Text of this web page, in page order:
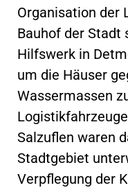
Organisation der
Bauhof der Stadt
Hilfswerk in
um die Häuser
Wassermassen
Salzuflen waren
Stadtgebiet
Verpflegung der